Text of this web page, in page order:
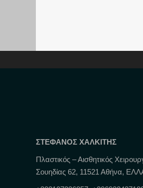
ΣΤΕΦΑΝΟΣ ΧΑΛΚΙΤΗΣ
Πλαστικός – Αισθητικός
Σουηδίας 62, 11521 Αθήνα,